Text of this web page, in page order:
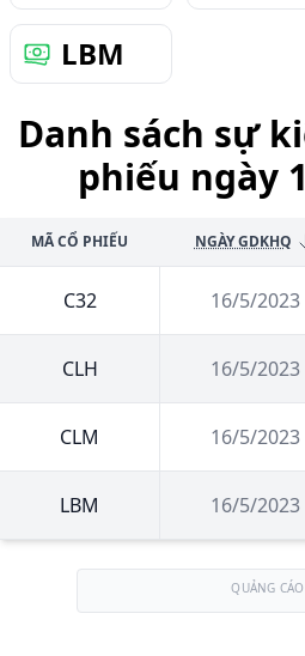
LBM
Danh sách sự
phiếu ngày
MÃ CỔ PHIẾU NGÀY GDKHQ
C32 16/5/2023
CLH 16/5/2023
CLM 16/5/2023
LBM 16/5/2023
QUẢNG CÁO